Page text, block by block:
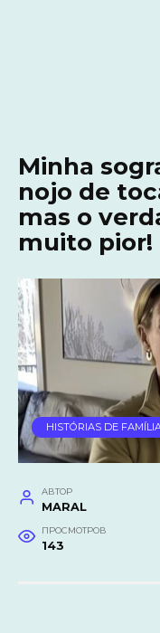
Minha
nojo de
mas o
muito pior!
HISTÓRIAS DE
АВТОР
MARAL
ПРОСМОТРОВ
143